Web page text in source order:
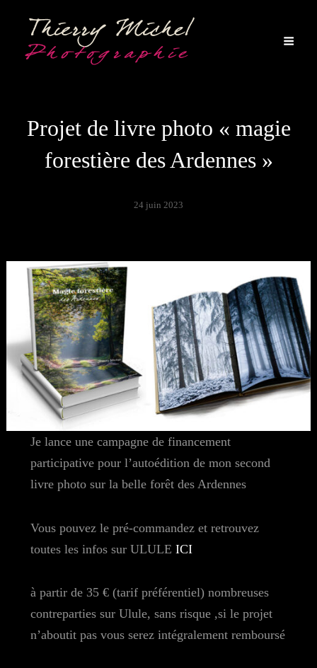
Projet de livre photo « magie
forestière des Ardennes »
24 juin 2023
Je lance une campagne de financement
participative pour l’autoédition de mon second
livre photo sur la belle forêt des Ardennes
Vous pouvez le pré-commandez et retrouvez
toutes les infos sur ULULEICI
à partir de 35 € (tarif préférentiel) nombreuses
contreparties sur Ulule, sans risque ,si le projet
n’aboutit pas vous serez intégralement remboursé